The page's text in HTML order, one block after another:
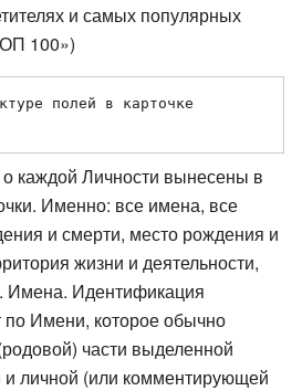
и самых популярных
100»)
полей в карточке
каждой Личности вынесены в
Именно: все имена, все
и смерти, место рождения и
жизни и деятельности,
Имена. Идентификация
по Имени, которое обычно
части выделенной
личной (или комментирующей